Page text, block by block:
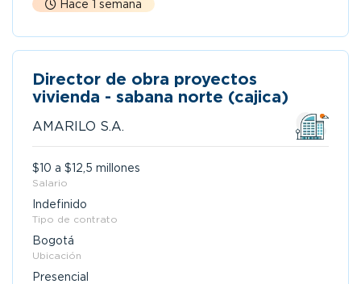
Hace 1 semana
Director de obra proyectos
vivienda - sabana norte (cajica)
AMARILO S.A.
$10 a $12,5 millones
Salario
Indefinido
Tipo de contrato
Bogotá
Ubicación
Presencial